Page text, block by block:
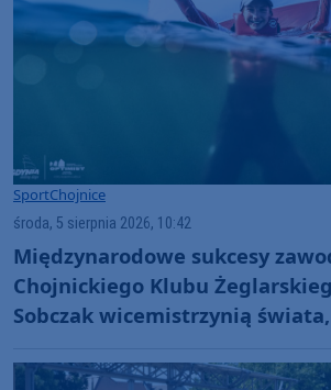
SportChojnice
środa, 5 sierpnia 2026, 10:42
Międzynarodowe sukcesy
Chojnickiego Klubu
Sobczak wicemistrzynią
wynik"